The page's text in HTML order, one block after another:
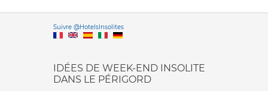
Suivre @HotelsInsolitesVersione
IDÉES DE WEEK-END INSOLITE
DANS LE PÉRIGORD